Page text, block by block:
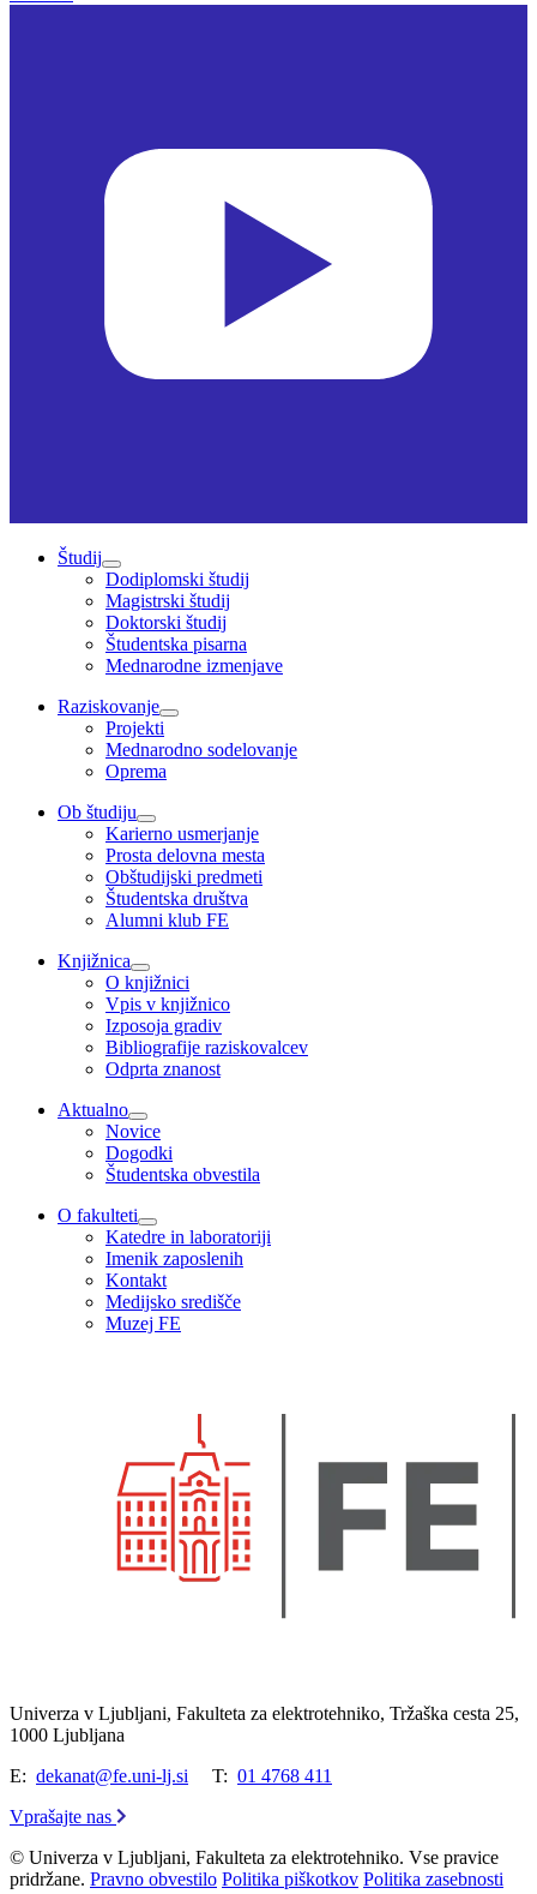
Študij
Dodiplomski študij
Magistrski študij
Doktorski študij
Študentska pisarna
Mednarodne izmenjave
Raziskovanje
Projekti
Mednarodno sodelovanje
Oprema
Ob študiju
Karierno usmerjanje
Prosta delovna mesta
Obštudijski predmeti
Študentska društva
Alumni klub FE
Knjižnica
O knjižnici
Vpis v knjižnico
Izposoja gradiv
Bibliografije raziskovalcev
Odprta znanost
Aktualno
Novice
Dogodki
Študentska obvestila
O fakulteti
Katedre in laboratoriji
Imenik zaposlenih
Kontakt
Medijsko središče
Muzej FE
Univerza v Ljubljani, Fakulteta za elektrotehniko, Tržaška cesta 25,
1000 Ljubljana
E: dekanat@fe.uni-lj.si T: 01 4768 411
Vprašajte nas
© Univerza v Ljubljani, Fakulteta za elektrotehniko. Vse pravice
pridržane. Pravno obvestilo Politika piškotkov Politika zasebnosti